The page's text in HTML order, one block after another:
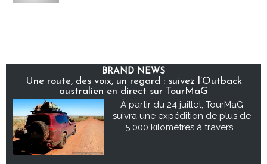
BRAND NEWS
Une route, des voix, un regard : suivez l’Outback
australien en direct sur TourMaG
À partir du 24 juillet, TourMaG
suivra une expédition de plus de
5 000 kilomètres à travers...